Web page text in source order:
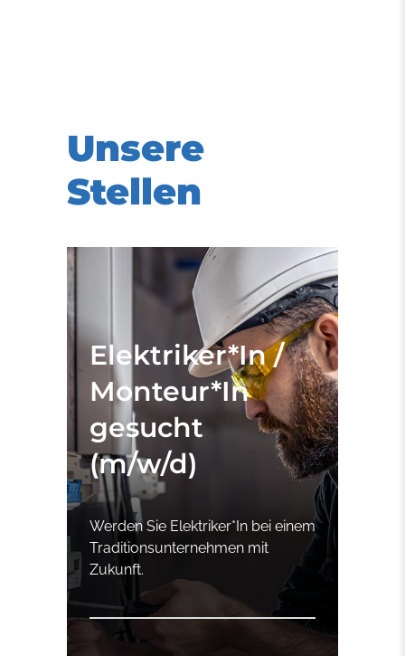
Unsere
Stellen
Elektriker*In /
Monteur*In
gesucht
(m/w/d)
Werden Sie Elektriker*In bei einem
Traditionsunternehmen mit
Zukunft.